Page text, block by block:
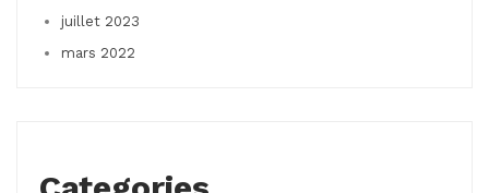
juillet 2023
mars 2022